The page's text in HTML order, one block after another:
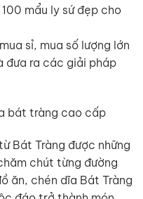
mẩu ly sứ đẹp cho
sỉ, mua số lượng lớn
đưa ra các giải pháp
bát tràng cao cấp
Bát Tràng được những
chút từng đường
ăn, chén dĩa Bát Tràng